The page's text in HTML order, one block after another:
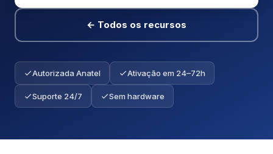
← Todos os recursos
Autorizada Anatel Ativação em 24–72h
Suporte 24/7 Sem hardware